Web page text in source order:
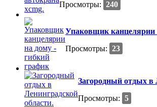
Просмотры: 240
Упаковщик канцелярии
Просмотры: 23
Загородный отдых в
Просмотры: 5